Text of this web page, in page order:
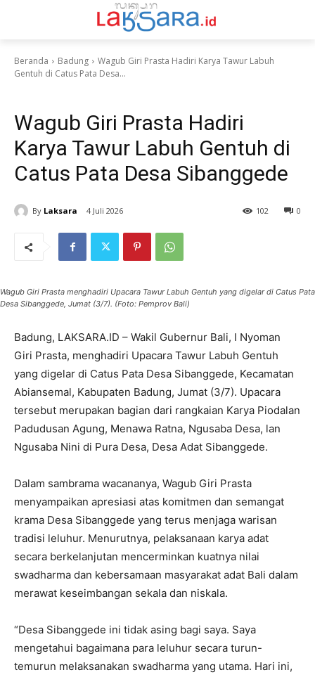
Beranda Badung
Wagub Giri Prasta Hadiri Karya Tawur Labuh
Gentuh di Catus Pata Desa...
Wagub Giri Prasta Hadiri
Karya Tawur Labuh Gentuh di
Catus Pata Desa Sibanggede
By Laksara 4 Juli 2026 0
102
Wagub Giri Prasta menghadiri Upacara Tawur Labuh Gentuh yang digelar di Catus Pata
Desa Sibanggede, Jumat (3/7). (Foto: Pemprov Bali)
Badung, LAKSARA.ID – Wakil Gubernur Bali, I Nyoman
Giri Prasta, menghadiri Upacara Tawur Labuh Gentuh
yang digelar di Catus Pata Desa Sibanggede, Kecamatan
Abiansemal, Kabupaten Badung, Jumat (3/7). Upacara
tersebut merupakan bagian dari rangkaian Karya Piodalan
Padudusan Agung, Menawa Ratna, Ngusaba Desa, lan
Ngusaba Nini di Pura Desa, Desa Adat Sibanggede.
Dalam sambrama wacananya, Wagub Giri Prasta
menyampaikan apresiasi atas komitmen dan semangat
krama Desa Sibanggede yang terus menjaga warisan
tradisi leluhur. Menurutnya, pelaksanaan karya adat
secara berkelanjutan mencerminkan kuatnya nilai
swadharma dan kebersamaan masyarakat adat Bali dalam
merawat keseimbangan sekala dan niskala.
“Desa Sibanggede ini tidak asing bagi saya. Saya
mengetahui bagaimana para leluhur secara turun-
temurun melaksanakan swadharma yang utama. Hari ini,